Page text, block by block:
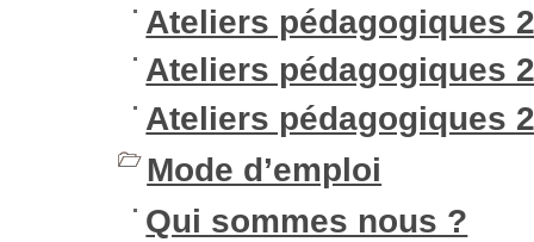
Ateliers pédagogiques
Ateliers pédagogiques
Ateliers pédagogiques
Mode d’emploi
Qui sommes nous ?